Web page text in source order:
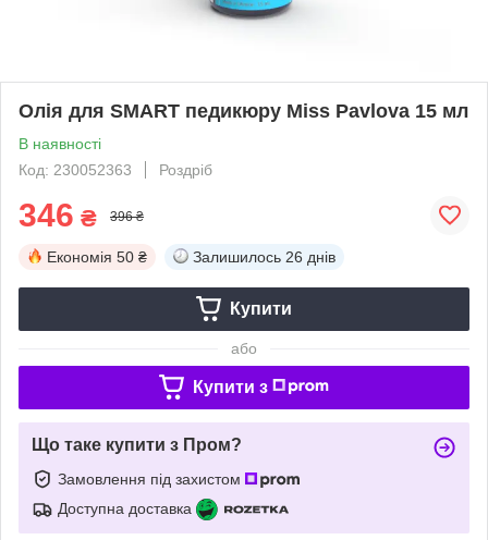
Олія для SMART педикюру Miss Pavlova 15 мл
В наявності
Код: 230052363
Роздріб
346 ₴ 396 ₴
Економія 50 ₴ Залишилось 26 днів
Купити
або
Купити з
Що таке купити з Пром?
Замовлення під захистом
Доступна доставка